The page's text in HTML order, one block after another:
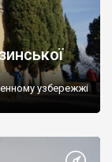
узбережжі